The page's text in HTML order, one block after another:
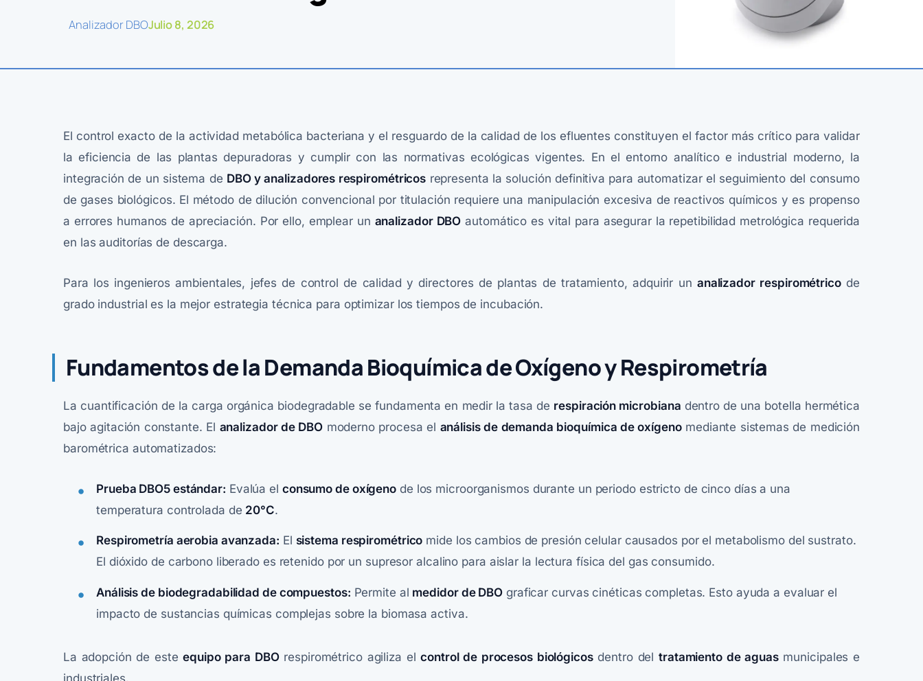
Analizador DBOJulio 8, 2026
El control exacto de la actividad metabólica bacteriana y el resguardo de la calidad de los efluentes constituyen el factor más crítico para validar
la eficiencia de las plantas depuradoras y cumplir con las normativas ecológicas vigentes. En el entorno analítico e industrial moderno, la
integración de un sistema de DBO y analizadores respirométricos representa la solución definitiva para automatizar el seguimiento del consumo
de gases biológicos. El método de dilución convencional por titulación requiere una manipulación excesiva de reactivos químicos y es propenso
a errores humanos de apreciación. Por ello, emplear un analizador DBO automático es vital para asegurar la repetibilidad metrológica requerida
en las auditorías de descarga.
Para los ingenieros ambientales, jefes de control de calidad y directores de plantas de tratamiento, adquirir un analizador respirométricode
grado industrial es la mejor estrategia técnica para optimizar los tiempos de incubación.
Fundamentos de la Demanda Bioquímica de Oxígeno y Respirometría
La cuantificación de la carga orgánica biodegradable se fundamenta en medir la tasa de respiración microbiana dentro de una botella hermética
bajo agitación constante. El analizador de DBO moderno procesa el análisis de demanda bioquímica de oxígenomediante sistemas de medición
barométrica automatizados:
Prueba DBO5 estándar: Evalúa el consumo de oxígeno de los microorganismos durante un periodo estricto de cinco días a una
temperatura controlada de 20°C.
Respirometría aerobia avanzada: El sistema respirométrico mide los cambios de presión celular causados por el metabolismo del sustrato.
El dióxido de carbono liberado es retenido por un supresor alcalino para aislar la lectura física del gas consumido.
Análisis de biodegradabilidad de compuestos: Permite al medidor de DBO graficar curvas cinéticas completas. Esto ayuda a evaluar el
impacto de sustancias químicas complejas sobre la biomasa activa.
La adopción de esteequipo para DBOrespirométrico agiliza elcontrol de procesos biológicosdentro deltratamiento de aguasmunicipales e
industriales.